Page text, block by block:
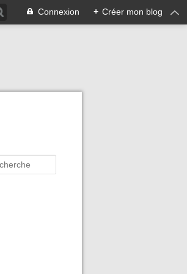
Connexion + Créer mon blog